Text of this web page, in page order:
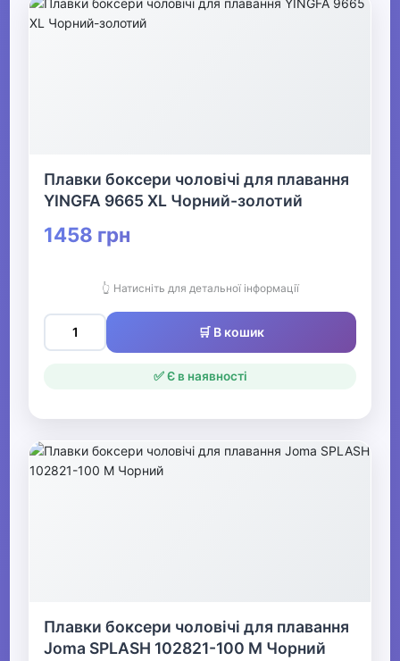
Плавки боксери чоловічі для плавання
YINGFA 9665 XL Чорний-золотий
1458 грн
👆 Натисніть для детальної інформації
🛒 В кошик
✅ Є в наявності
Плавки боксери чоловічі для плавання
Joma SPLASH 102821-100 M Чорний